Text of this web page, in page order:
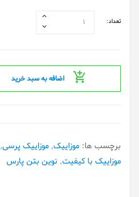
تعداد:
اضافه به سبد خرید
برچسب ها: موزاییک, موزاییک پرسی,
موزاییک با کیفیت, نوین بتن پارس